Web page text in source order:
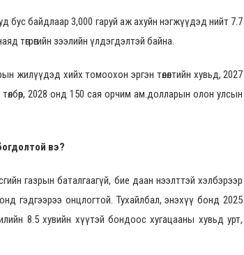
бус байдлаар 3,000 гаруй аж ахуйн нэгжүүдэд нийт 7.7
төгрөгийн зээлийн үлдэгдэлтэй байна.
жилүүдэд хийх томоохон эргэн төлөлтийн хувьд, 2027
2028 онд 150 сая орчим ам.долларын олон улсын
вэ?
газрын баталгаагүй, бие даан нээлттэй хэлбэрээр
гэдгээрээ онцлогтой. Тухайлбал, энэхүү бонд 2025
8.5 хувийн хүүтэй бондоос хугацааны хувьд урт,